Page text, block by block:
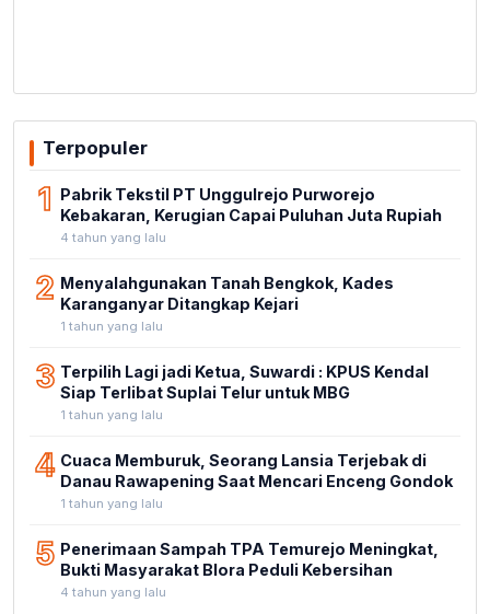
Terpopuler
1 Pabrik Tekstil PT Unggulrejo Purworejo
Kebakaran, Kerugian Capai Puluhan Juta Rupiah
4 tahun yang lalu
2 Menyalahgunakan Tanah Bengkok, Kades
Karanganyar Ditangkap Kejari
1 tahun yang lalu
3 Terpilih Lagi jadi Ketua, Suwardi : KPUS Kendal
Siap Terlibat Suplai Telur untuk MBG
1 tahun yang lalu
4 Cuaca Memburuk, Seorang Lansia Terjebak di
Danau Rawapening Saat Mencari Enceng Gondok
1 tahun yang lalu
5 Penerimaan Sampah TPA Temurejo Meningkat,
Bukti Masyarakat Blora Peduli Kebersihan
4 tahun yang lalu